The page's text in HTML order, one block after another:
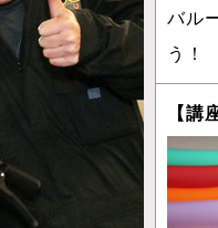
バル
う！
【講